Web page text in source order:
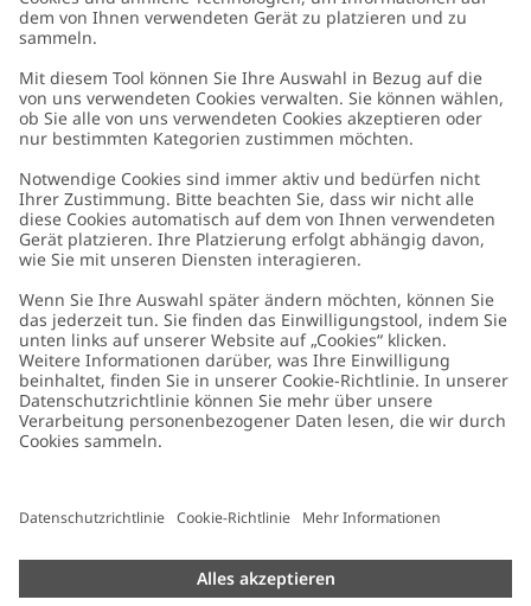
Kundenservice
Kontaktieren Sie uns
FAQ
Barrierefreiheit
Datenschutzrichtlinie
Cookie-Richtlinie
Größenratgeber
Über uns
Über Newbie
Nachhaltigkeit
Impressum
Presse
Germany Standort ändern
Cookies